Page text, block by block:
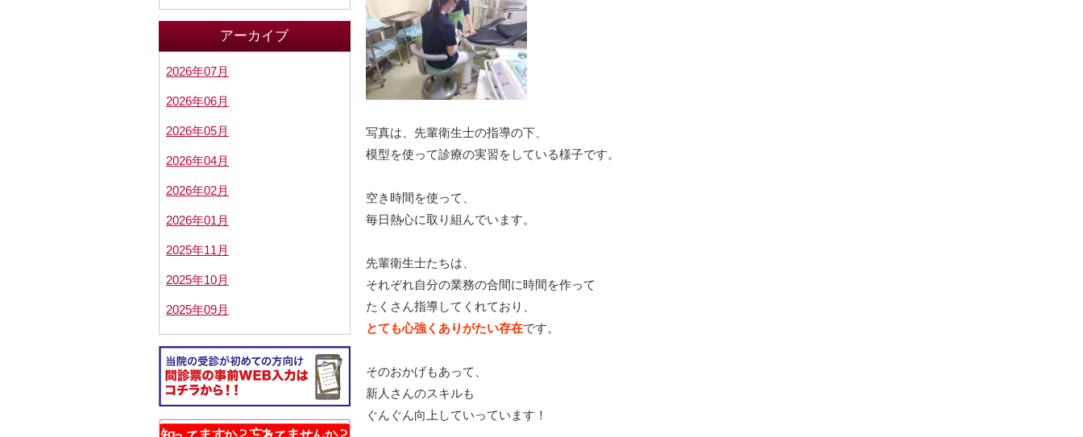
写真は、先輩衛生士の指導の下、
模型を使って診療の実習をしている様子です。
空き時間を使って、
毎日熱心に取り組んでいます。
先輩衛生士たちは、
それぞれ自分の業務の合間に時間を作って
たくさん指導してくれており、
とても心強くありがたい存在です。
そのおかげもあって、
新人さんのスキルも
ぐんぐん向上していっています！
アーカイブ
2026年07月
2026年06月
2026年05月
2026年04月
2026年02月
2026年01月
2025年11月
2025年10月
2025年09月
2025年08月
2025年07月
2025年05月
2025年04月